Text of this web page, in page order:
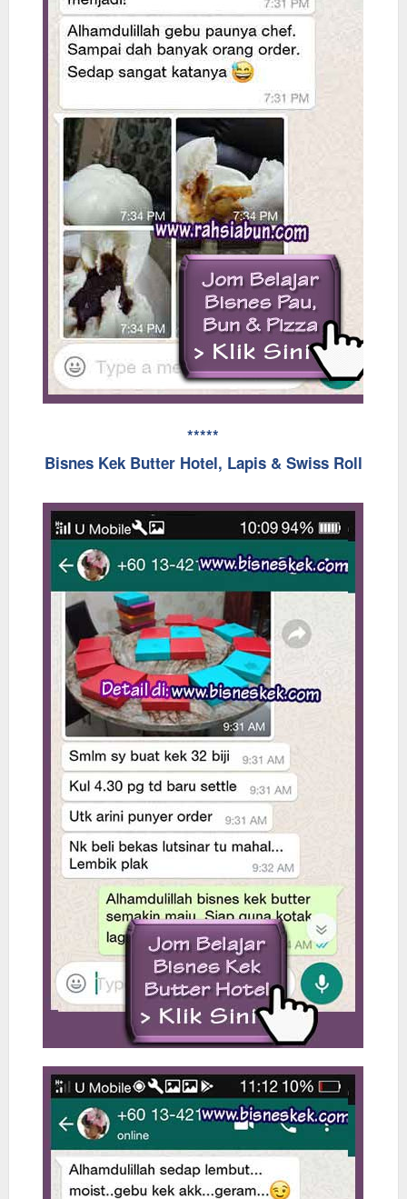
*****
Bisnes Kek Butter Hotel, Lapis & Swiss Roll